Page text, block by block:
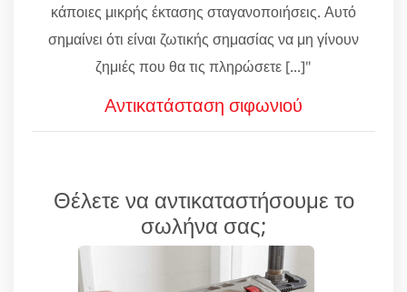
κάποιες μικρής έκτασης σταγανοποιήσεις. Αυτό
σημαίνει ότι είναι ζωτικής σημασίας να μη γίνουν
ζημιές που θα τις πληρώσετε [...]"
Αντικατάσταση σιφωνιού
Θέλετε να αντικαταστήσουμε το
σωλήνα σας;